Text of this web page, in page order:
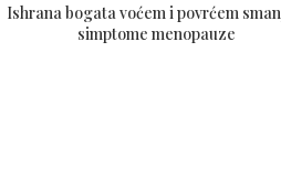
Ishrana bogata voćem i povrćem
simptome menopauze